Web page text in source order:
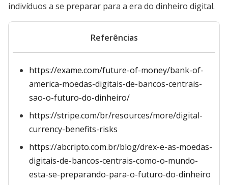
indivíduos a se preparar para a era do dinheiro digital.
Referências
https://exame.com/future-of-money/bank-of-
america-moedas-digitais-de-bancos-centrais-
sao-o-futuro-do-dinheiro/
https://stripe.com/br/resources/more/digital-
currency-benefits-risks
https://abcripto.com.br/blog/drex-e-as-moedas-
digitais-de-bancos-centrais-como-o-mundo-
esta-se-preparando-para-o-futuro-do-dinheiro